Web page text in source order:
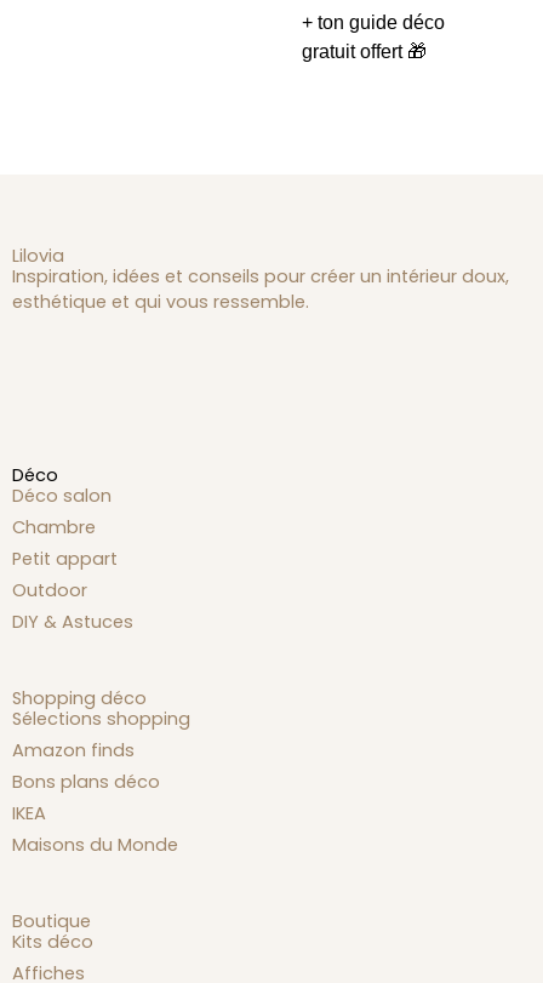
+ ton guide déco
gratuit offert 🎁
Lilovia
Inspiration, idées et conseils pour créer un intérieur doux,
esthétique et qui vous ressemble.
Déco
Déco salon
Chambre
Petit appart
Outdoor
DIY & Astuces
Shopping déco
Sélections shopping
Amazon finds
Bons plans déco
IKEA
Maisons du Monde
Boutique
Kits déco
Affiches